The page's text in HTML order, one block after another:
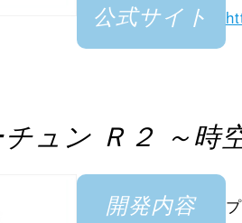
公式サイト
ュン Ｒ２ ～時
開発内容